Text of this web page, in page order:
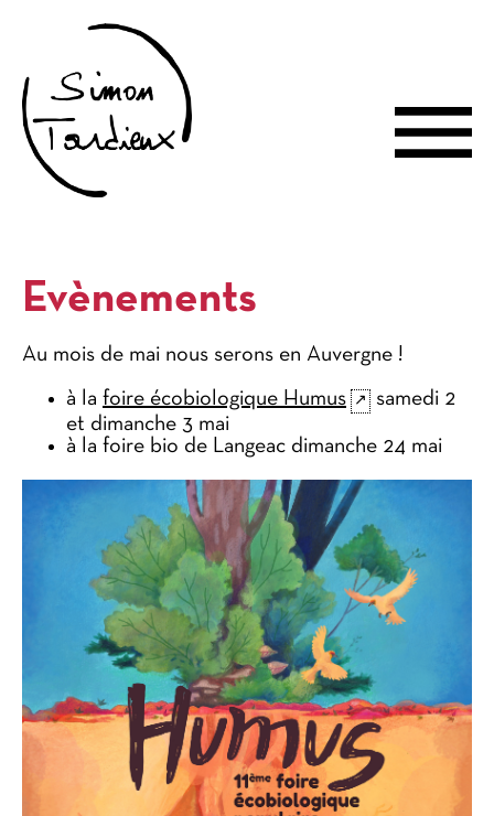
Evènements
Au mois de mai nous serons en Auvergne !
à la foire écobiologique Humus
samedi 2
et dimanche 3 mai
à la foire bio de Langeac dimanche 24 mai